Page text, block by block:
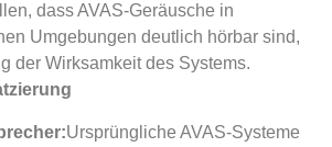
dass AVAS-Geräusche in
Umgebungen deutlich hörbar sind,
der Wirksamkeit des Systems.
Ursprüngliche AVAS-Systeme